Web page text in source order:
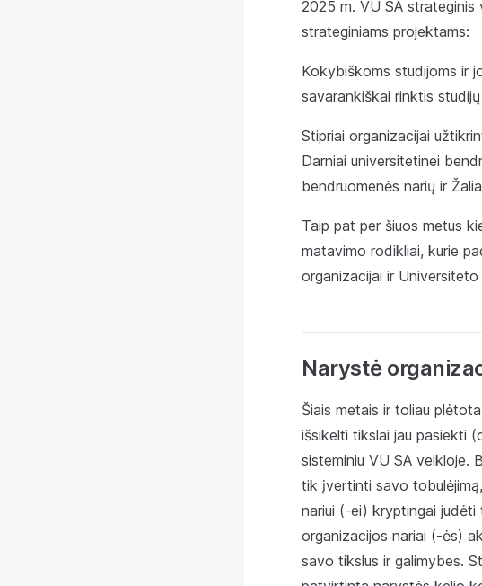
2025 m. VU SA strateginis
strateginiams projektams:
Kokybiškoms studijoms ir
savarankiškai rinktis
Stipriai organizacijai
Darniai universitetinei
bendruomenės narių ir
Taip pat per šiuos metus
matavimo rodikliai, kurie
organizacijai ir
Narystė
Šiais metais ir toliau
išsikelti tikslai jau pasiekti
sisteminiu VU SA veikloje.
tik įvertinti savo
nariui (-ei) kryptingai
organizacijos nariai (-ės)
savo tikslus ir galimybes.